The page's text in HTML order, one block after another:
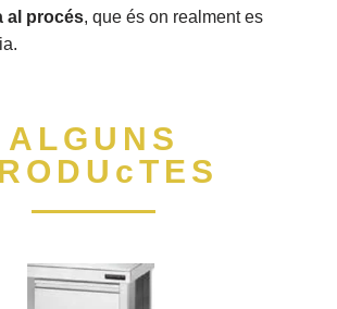
al procés, que és on realment es
ALGUNS